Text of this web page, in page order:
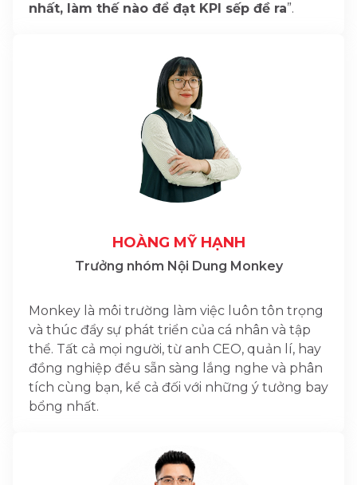
nhất, làm thế nào để đạt KPI sếp đề ra”.
HOÀNG MỸ HẠNH
Trưởng nhóm Nội Dung Monkey
Monkey là môi trường làm việc luôn tôn trọng
và thúc đẩy sự phát triển của cá nhân và tập
thể. Tất cả mọi người, từ anh CEO, quản lí, hay
đồng nghiệp đều sẵn sàng lắng nghe và phân
tích cùng bạn, kể cả đối với những ý tưởng bay
bổng nhất.